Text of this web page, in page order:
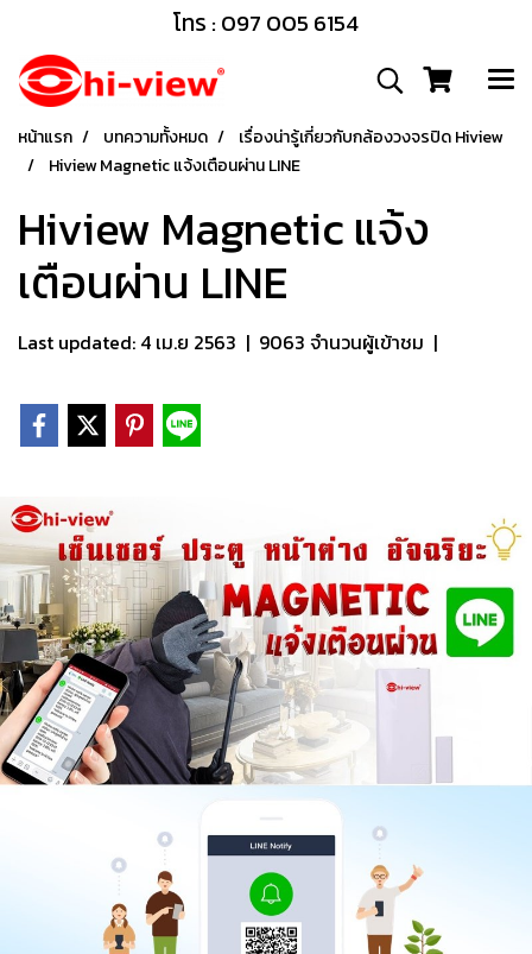
โทร : 097 005 6154
หน้าแรก บทความทั้งหมด
เรื่องน่ารู้เกี่ยวกับกล้องวงจรปิด Hiview
Hiview Magnetic แจ้งเตือนผ่าน LINE
Hiview Magnetic แจ้ง
เตือนผ่าน LINE
Last updated: 4 เม.ย 2563 | 9063 จำนวนผู้เข้าชม |